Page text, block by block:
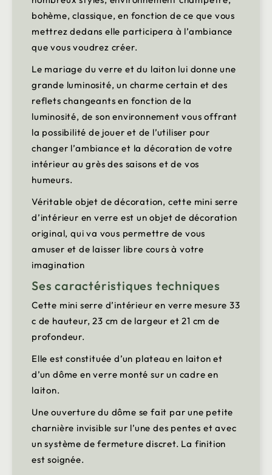
bohème, classique, en fonction de ce que vous
mettrez dedans elle participera à l’ambiance
que vous voudrez créer.
Le mariage du verre et du laiton lui donne une
grande luminosité, un charme certain et des
reflets changeants en fonction de la
luminosité, de son environnement vous offrant
la possibilité de jouer et de l’utiliser pour
changer l’ambiance et la décoration de votre
intérieur au grès des saisons et de vos
humeurs.
Véritable objet de décoration, cette mini serre
d’intérieur en verre est un objet de décoration
original, qui va vous permettre de vous
amuser et de laisser libre cours à votre
imagination
Ses caractéristiques techniques
Cette mini serre d’intérieur en verre mesure 33
c de hauteur, 23 cm de largeur et 21 cm de
profondeur.
Elle est constituée d’un plateau en laiton et
d’un dôme en verre monté sur un cadre en
laiton.
Une ouverture du dôme se fait par une petite
charnière invisible sur l’une des pentes et avec
un système de fermeture discret. La finition
est soignée.